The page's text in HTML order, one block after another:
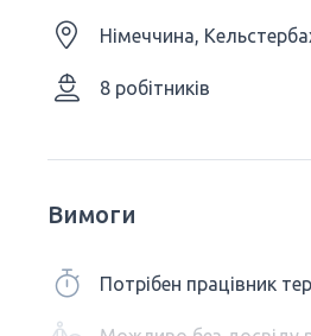
Німеччина,
8 робітників
Вимоги
Потрібен працівник